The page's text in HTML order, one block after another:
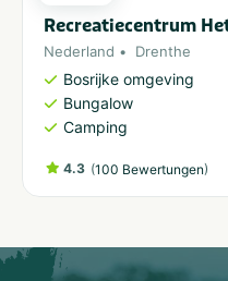
Recreatiecentrum
Nederland Drenthe
Bosrijke omgeving
Bungalow
Camping
4.3 (100 Bewertungen)